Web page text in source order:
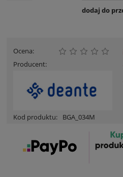
dodaj do
Ocena:
Producent:
Kod produktu: BGA_034M